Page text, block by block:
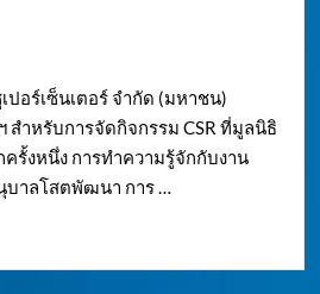
อร์เซ็นเตอร์ จำกัด (มหาชน)
สำหรับการจัดกิจกรรม CSR ที่มูลนิธิ
ครั้งหนึ่ง การทำความรู้จักกับงาน
บาลโสตพัฒนา การ …